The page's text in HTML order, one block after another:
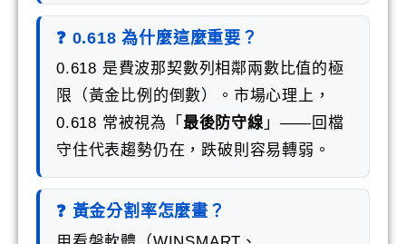
❓ 0.618 為什麼這麼重要？
0.618 是費波那契數列相鄰兩數比值的極
限（黃金比例的倒數）。市場心理上，
0.618 常被視為「 最後防守線 」——回檔
守住代表趨勢仍在，跌破則容易轉弱。
❓ 黃金分割率怎麼畫？